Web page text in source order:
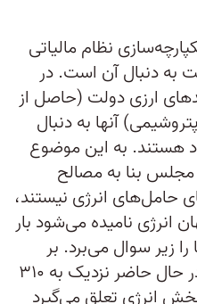
نظام مالیاتی
به دنبال آن است. در
ارزی دولت (حاصل از
آنها به دنبال
هستند. به این موضوع
بنا به مصالح
حامل‌های انرژی نیستند،
انرژی نامیده می‌شود بار
زیر سوال می‌برد. بر
اساس برآوردهای غیردولتی در حال حاضر نزدیک به ۳۱۰
بخش انرژی تعلق می‌گیرد